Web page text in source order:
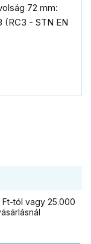
72 mm:
(RC3 - STN EN
Ft-tól vagy 25.000